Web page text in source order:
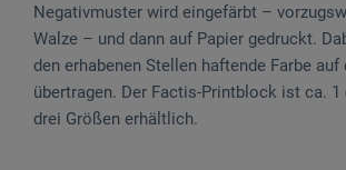
Negativmuster wird eingefärbt –
Walze – und dann auf Papier gedruckt.
den erhabenen Stellen haftende Farbe auf
übertragen. Der Factis-Printblock ist ca.
drei Größen erhältlich.